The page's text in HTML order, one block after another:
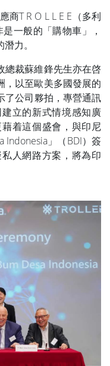
商T R O L L E E（多利
一般的「購物車」，
力。
總裁蘇維鋒先生亦在啓
，以至歐美多國發展的
了公司夥拍，專營通訊
立的新式情境感知廣
着這個盛會，與印尼
Indonesia」（BDI）簽
人網路方案，將為印